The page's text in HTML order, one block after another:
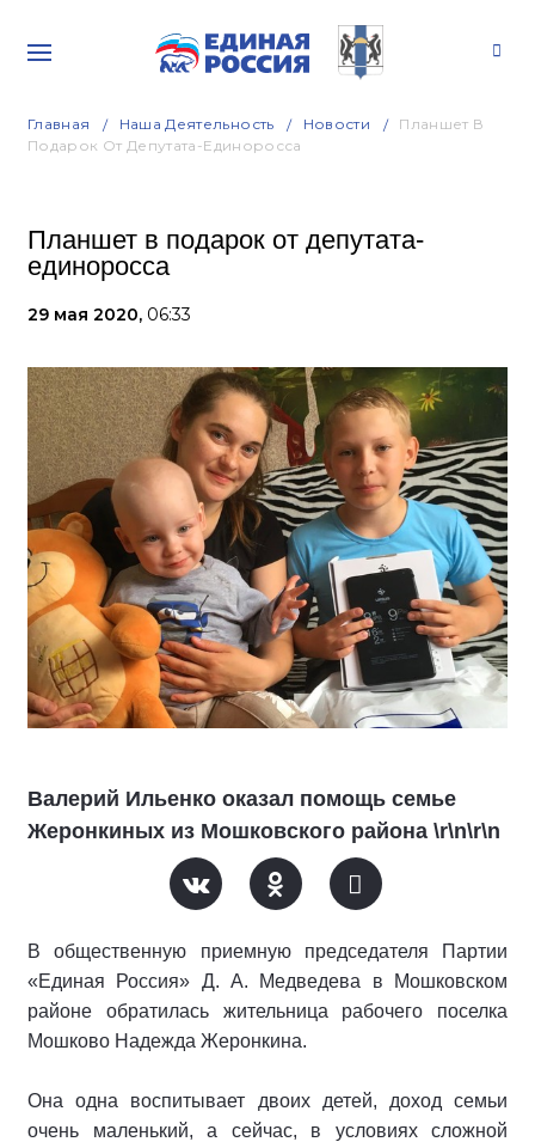
Главная Наша Деятельность Новости
Планшет В
Подарок От Депутата-Единоросса
Планшет в подарок от депутата-
единоросса
29 мая 2020, 06:33
Валерий Ильенко оказал помощь семье
Жеронкиных из Мошковского района \r\n\r\n
В общественную приемную председателя Партии
«Единая Россия» Д. А. Медведева в Мошковском
районе обратилась жительница рабочего поселка
Мошково Надежда Жеронкина.
Она одна воспитывает двоих детей, доход семьи
очень маленький, а сейчас, в условиях сложной